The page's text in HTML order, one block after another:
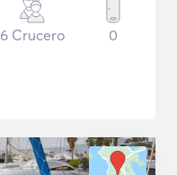
6 Crucero 0